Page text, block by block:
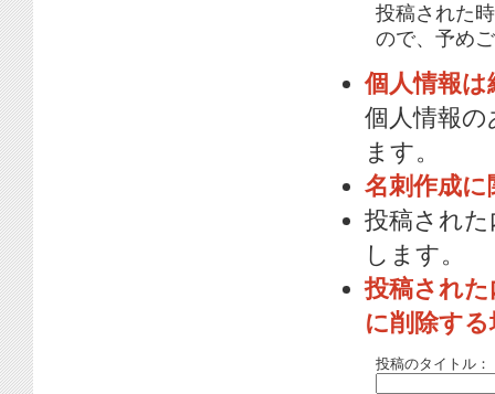
投稿された
ので、予め
個人情報
個人情報
ます。
名刺作成
投稿され
します。
投稿され
に削除す
投稿のタイトル：